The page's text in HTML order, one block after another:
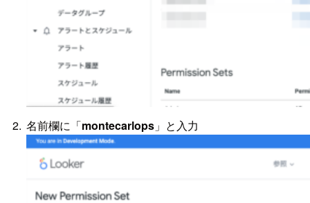
名前欄に「montecarlops 」と入力